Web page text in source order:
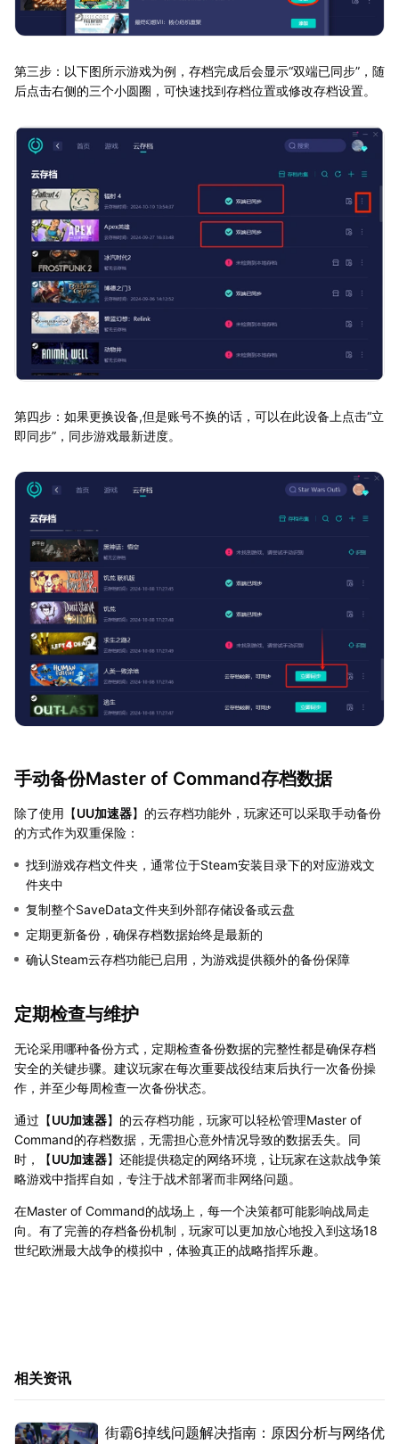
第三步：以下图所示游戏为例，存档完成后会显示“双端已同步”，随
后点击右侧的三个小圆圈，可快速找到存档位置或修改存档设置。
第四步：如果更换设备,但是账号不换的话，可以在此设备上点击“立
即同步”，同步游戏最新进度。
手动备份Master of Command存档数据
除了使用【UU加速器】的云存档功能外，玩家还可以采取手动备份
的方式作为双重保险：
找到游戏存档文件夹，通常位于Steam安装目录下的对应游戏文
件夹中
复制整个SaveData文件夹到外部存储设备或云盘
定期更新备份，确保存档数据始终是最新的
确认Steam云存档功能已启用，为游戏提供额外的备份保障
定期检查与维护
无论采用哪种备份方式，定期检查备份数据的完整性都是确保存档
安全的关键步骤。建议玩家在每次重要战役结束后执行一次备份操
作，并至少每周检查一次备份状态。
通过【UU加速器】的云存档功能，玩家可以轻松管理Master of
Command的存档数据，无需担心意外情况导致的数据丢失。同
时，【UU加速器】还能提供稳定的网络环境，让玩家在这款战争策
略游戏中指挥自如，专注于战术部署而非网络问题。
在Master of Command的战场上，每一个决策都可能影响战局走
向。有了完善的存档备份机制，玩家可以更加放心地投入到这场18
世纪欧洲最大战争的模拟中，体验真正的战略指挥乐趣。
相关资讯
街霸6掉线问题解决指南：原因分析与网络优